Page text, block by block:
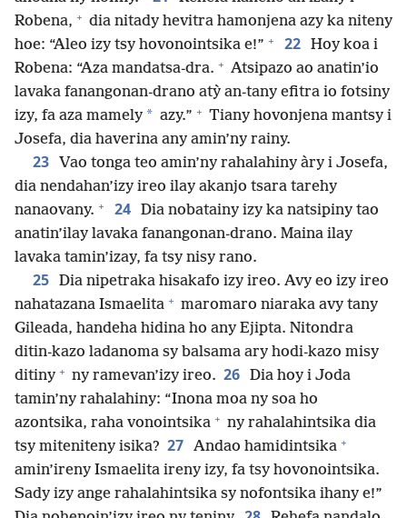
Robena, + dia nitady hevitra hamonjena azy ka niteny
hoe: “Aleo izy tsy hovonointsika e!” + 22 Hoy koa i
Robena: “Aza mandatsa-dra. + Atsipazo ao anatin’io
lavaka fanangonan-drano atỳ an-tany efitra io fotsiny
izy, fa aza mamely * azy.” + Tiany hovonjena mantsy i
Josefa, dia haverina any amin’ny rainy.
23
Vao tonga teo amin’ny rahalahiny àry i Josefa,
dia nendahan’izy ireo ilay akanjo tsara tarehy
nanaovany. + 24 Dia nobatainy izy ka natsipiny tao
anatin’ilay lavaka fanangonan-drano. Maina ilay
lavaka tamin’izay, fa tsy nisy rano.
25 Dia nipetraka hisakafo izy ireo. Avy eo izy ireo
nahatazana Ismaelita + maromaro niaraka avy tany
Gileada, handeha hidina ho any Ejipta. Nitondra
ditin-kazo ladanoma sy balsama ary hodi-kazo misy
ditiny + ny ramevan’izy ireo. 26 Dia hoy i Joda
tamin’ny rahalahiny: “Inona moa ny soa ho
azontsika, raha vonointsika + ny rahalahintsika dia
tsy miteniteny isika? 27 Andao hamidintsika +
amin’ireny Ismaelita ireny izy, fa tsy hovonointsika.
Sady izy ange rahalahintsika sy nofontsika ihany e!”